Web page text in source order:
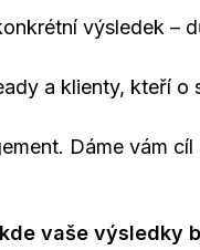
výsledek –
a klienty, kteří o
Dáme vám
vaše výsledky